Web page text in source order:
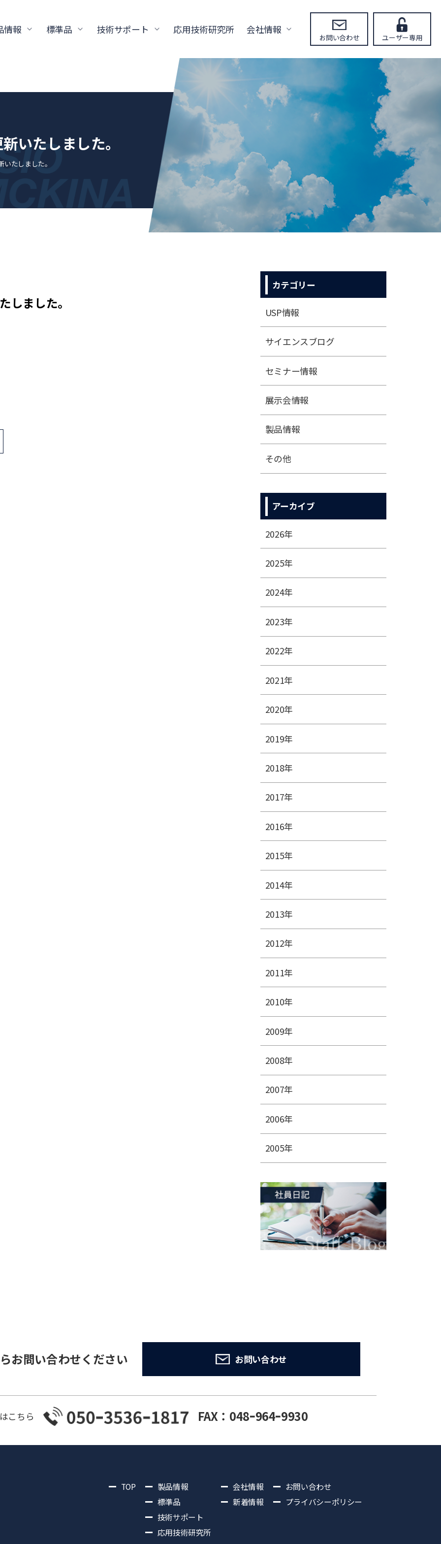
情報 標準品 技術サポート 応用技術研究所 会社情報
お問い合わせ ユーザー専用
いたしました。
たしました。
しました。
カテゴリー
USP情報
サイエンスブログ
セミナー情報
展⽰会情報
製品情報
その他
アーカイブ
2026年
2025年
2024年
2023年
2022年
2021年
2020年
2019年
2018年
2017年
2016年
2015年
2014年
2013年
2012年
2011年
2010年
2009年
2008年
2007年
2006年
2005年
お問い合わせください お問い合わせ
こちら FAX：048ｰ964ｰ9930
TOP
製品情報
標準品
技術サポート
応用技術研究所
会社情報
新着情報
お問い合わせ
プライバシーポリシー